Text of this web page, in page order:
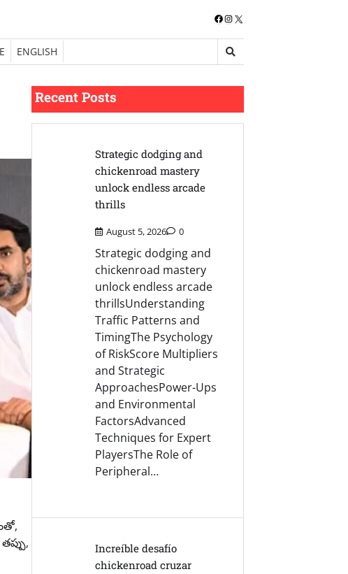
Facebook
Instagram
X
ENGLISH
Recent Posts
Strategic dodging and
chickenroad mastery
unlock endless arcade
thrills
August 5, 2026 0
Strategic dodging and
chickenroad mastery
unlock endless arcade
thrillsUnderstanding
Traffic Patterns and
TimingThe Psychology
of RiskScore Multipliers
and Strategic
ApproachesPower-Ups
and Environmental
FactorsAdvanced
Techniques for Expert
PlayersThe Role of
Peripheral…
Increíble desafío
chickenroad cruzar